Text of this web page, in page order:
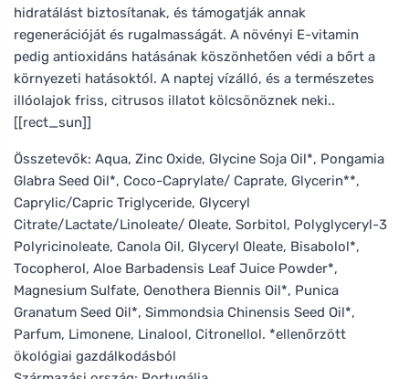
hidratálást biztosítanak, és támogatják annak
regenerációját és rugalmasságát. A növényi E-vitamin
pedig antioxidáns hatásának köszönhetően védi a bőrt a
környezeti hatásoktól. A naptej vízálló, és a természetes
illóolajok friss, citrusos illatot kölcsönöznek neki..
[[rect_sun]]
Összetevők: Aqua, Zinc Oxide, Glycine Soja Oil*, Pongamia
Glabra Seed Oil*, Coco-Caprylate/ Caprate, Glycerin**,
Caprylic/Capric Triglyceride, Glyceryl
Citrate/Lactate/Linoleate/ Oleate, Sorbitol, Polyglyceryl-3
Polyricinoleate, Canola Oil, Glyceryl Oleate, Bisabolol*,
Tocopherol, Aloe Barbadensis Leaf Juice Powder*,
Magnesium Sulfate, Oenothera Biennis Oil*, Punica
Granatum Seed Oil*, Simmondsia Chinensis Seed Oil*,
Parfum, Limonene, Linalool, Citronellol. *ellenőrzött
ökológiai gazdálkodásból